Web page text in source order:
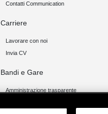
Contatti Communication
Carriere
Lavorare con noi
Invia CV
Bandi e Gare
Amministrazione trasparente